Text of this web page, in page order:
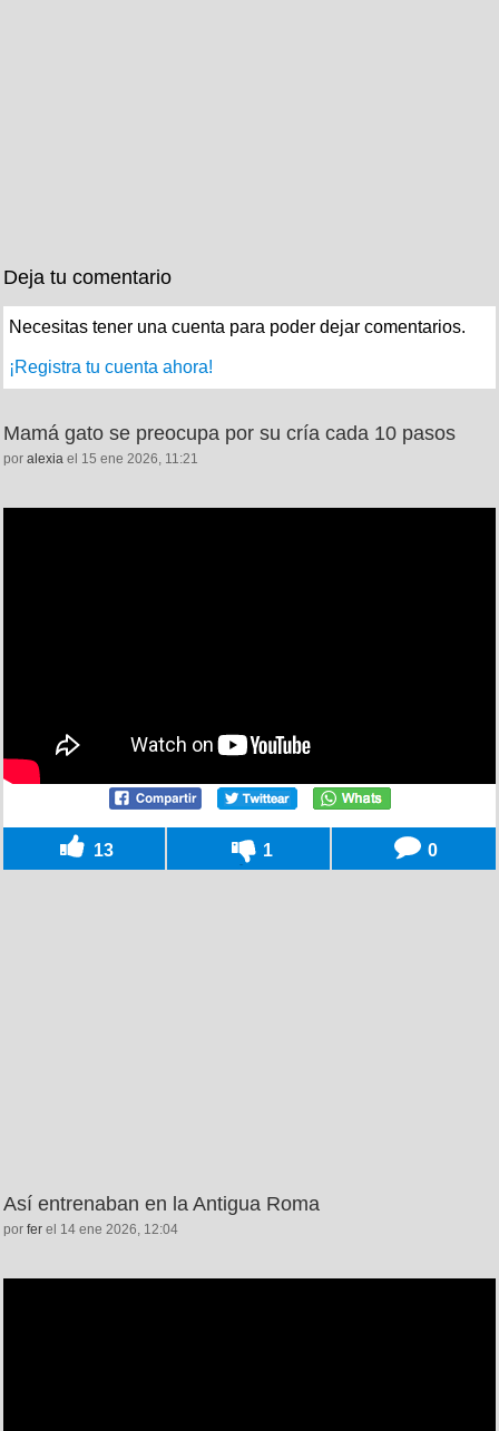
Deja tu comentario
Necesitas tener una cuenta para poder dejar comentarios.
¡Registra tu cuenta ahora!
Mamá gato se preocupa por su cría cada 10 pasos
por alexia el 15 ene 2026, 11:21
13 1 0
Así entrenaban en la Antigua Roma
por fer el 14 ene 2026, 12:04